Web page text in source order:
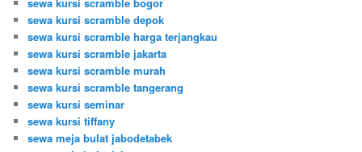
sewa kursi scramble bogor
sewa kursi scramble depok
sewa kursi scramble harga terjangkau
sewa kursi scramble jakarta
sewa kursi scramble murah
sewa kursi scramble tangerang
sewa kursi seminar
sewa kursi tiffany
sewa meja bulat jabodetabek